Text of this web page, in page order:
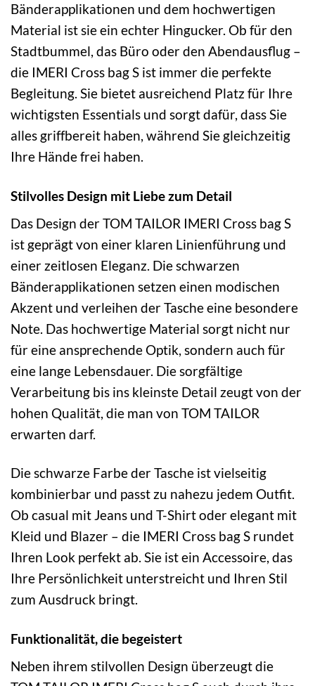
Bänderapplikationen und dem hochwertigen
Material ist sie ein echter Hingucker. Ob für den
Stadtbummel, das Büro oder den Abendausflug –
die IMERI Cross bag S ist immer die perfekte
Begleitung. Sie bietet ausreichend Platz für Ihre
wichtigsten Essentials und sorgt dafür, dass Sie
alles griffbereit haben, während Sie gleichzeitig
Ihre Hände frei haben.
Stilvolles Design mit Liebe zum Detail
Das Design der TOM TAILOR IMERI Cross bag S
ist geprägt von einer klaren Linienführung und
einer zeitlosen Eleganz. Die schwarzen
Bänderapplikationen setzen einen modischen
Akzent und verleihen der Tasche eine besondere
Note. Das hochwertige Material sorgt nicht nur
für eine ansprechende Optik, sondern auch für
eine lange Lebensdauer. Die sorgfältige
Verarbeitung bis ins kleinste Detail zeugt von der
hohen Qualität, die man von TOM TAILOR
erwarten darf.
Die schwarze Farbe der Tasche ist vielseitig
kombinierbar und passt zu nahezu jedem Outfit.
Ob casual mit Jeans und T-Shirt oder elegant mit
Kleid und Blazer – die IMERI Cross bag S rundet
Ihren Look perfekt ab. Sie ist ein Accessoire, das
Ihre Persönlichkeit unterstreicht und Ihren Stil
zum Ausdruck bringt.
Funktionalität, die begeistert
Neben ihrem stilvollen Design überzeugt die